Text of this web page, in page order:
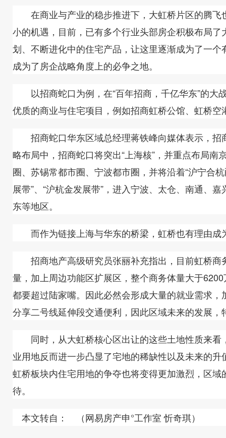
在商业与产业的稳步推进下，大虹桥片区的腾飞
小的机遇，目前，已有多个行业头部房企积极布局
划、不断进化中的住宅产品，让这里逐渐成为了一
成为了房企战略角度上的必争之地。
以招商蛇口为例，在“百年招商，千亿华东”的大
优质的商业与住宅项目，例如招商虹桥公馆、虹桥
招商蛇口华东区域总经理蒋铁峰向媒体表示，招
略布局中，招商蛇口将突出“上海核”，并重点布局南
圈、苏锡常都市圈、宁波都市圈，并将沿着“沪宁合
展带”、“沪杭金发展带”，进入宁波、太仓、南通、
东等地区。
而作为链接上海与华东的桥梁，虹桥也有理由成
招商地产高级研究员张丽补充指出，目前虹桥商
量，加上周边功能区扩展区，整个商务体量大于
都要超过陆家嘴。因此必然会形成大量的就业需求
分享二号线延伸段交通便利，因此区域未来的发展
同时，从大虹桥核心区出让的这些土地性质来看
业用地反而进一步凸显了宅地的稀缺性以及未来的
虹桥板块内住宅用地的争夺也将变得更加激烈，区
待。
本文转自： （网易房产申°工作室 忻奇琪）